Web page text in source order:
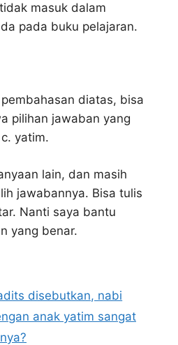
masuk dalam
pada buku pelajaran.
diatas, bisa
pilihan jawaban yang
yatim.
lain, dan masih
jawabannya. Bisa tulis
Nanti saya bantu
yang benar.
disebutkan, nabi
anak yatim sangat